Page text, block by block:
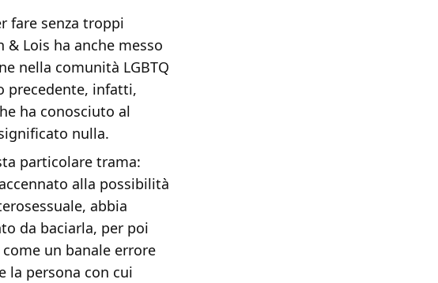
fare senza troppi
Lois ha anche messo
nella comunità LGBTQ
precedente, infatti,
ha conosciuto al
nulla.
particolare trama:
alla possibilità
abbia
da baciarla, per poi
un banale errore
la persona con cui